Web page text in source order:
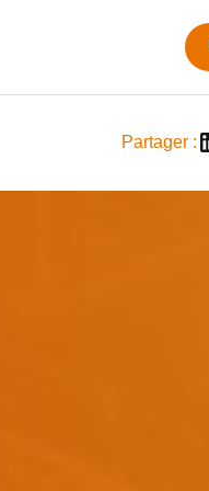
Partager :